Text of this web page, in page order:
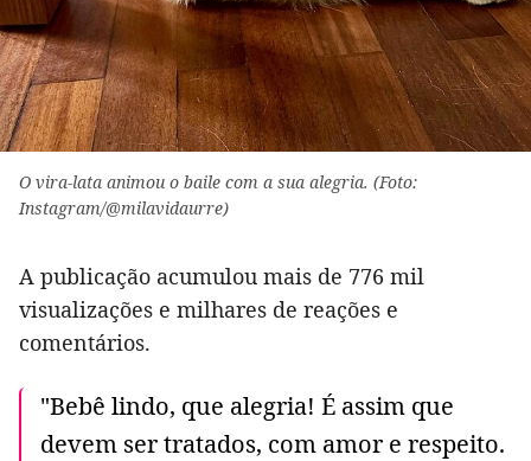
O vira-lata animou o baile com a sua alegria. (Foto:
Instagram/@milavidaurre)
A publicação acumulou mais de 776 mil
visualizações e milhares de reações e
comentários.
"Bebê lindo, que alegria! É assim que
devem ser tratados, com amor e respeito.